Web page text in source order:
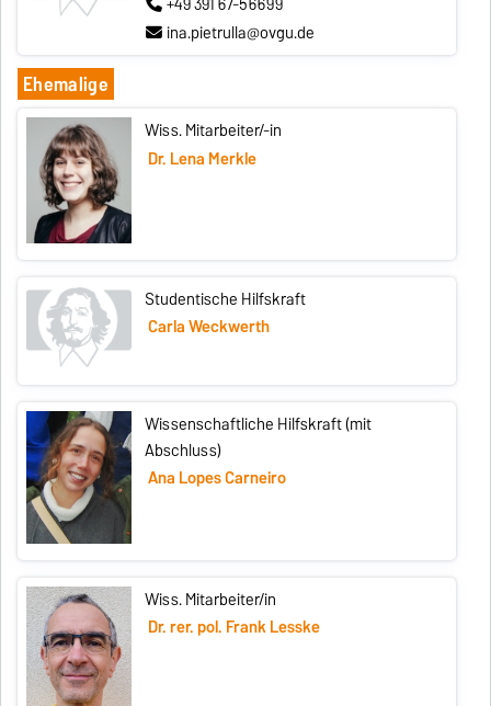
ina.pietrulla@ovgu.de
Ehemalige
Wiss. Mitarbeiter/-in
Dr. Lena Merkle
Studentische Hilfskraft
Carla Weckwerth
Wissenschaftliche Hilfskraft (mit
Abschluss)
Ana Lopes Carneiro
Wiss. Mitarbeiter/in
Dr. rer. pol. Frank Lesske